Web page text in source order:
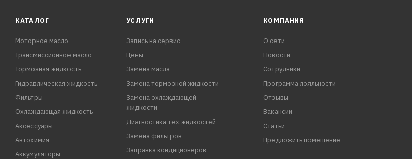
КАТАЛОГ
Моторное масло
Трансмиссионное масло
Тормозная жидкость
Гидравлическая жидкость
Фильтры
Охлаждающая жидкость
Аксессуары
Автохимия
Аккумуляторы
УСЛУГИ
Запись на сервис
Цены
Замена масла
Замена тормозной жидкости
Замена охлаждающей
жидкости
Диагностика тех.жидкостей
Замена фильтров
Заправка кондиционеров
КОМПАНИЯ
О сети
Новости
Сотрудники
Программа лояльности
Отзывы
Вакансии
Статьи
Предложить помещение